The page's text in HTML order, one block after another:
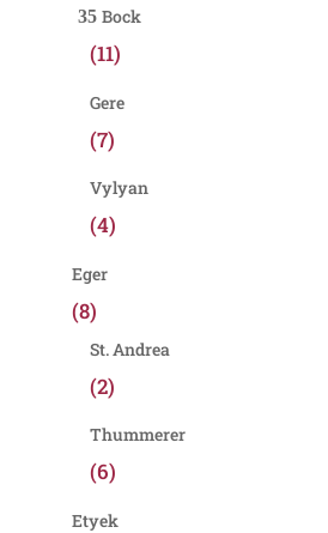
Bock
(11)
Gere
(7)
Vylyan
(4)
Eger
(8)
St. Andrea
(2)
Thummerer
(6)
Etyek